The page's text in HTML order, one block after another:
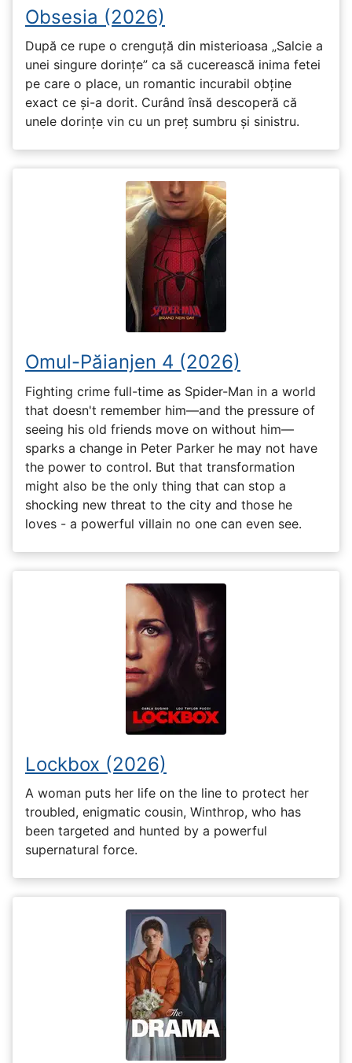
Obsesia (2026)
După ce rupe o crenguță din misterioasa „Salcie a
unei singure dorințe” ca să cucerească inima fetei
pe care o place, un romantic incurabil obține
exact ce și-a dorit. Curând însă descoperă că
unele dorințe vin cu un preț sumbru și sinistru.
Omul-Păianjen 4 (2026)
Fighting crime full-time as Spider-Man in a world
that doesn't remember him—and the pressure of
seeing his old friends move on without him—
sparks a change in Peter Parker he may not have
the power to control. But that transformation
might also be the only thing that can stop a
shocking new threat to the city and those he
loves - a powerful villain no one can even see.
Lockbox (2026)
A woman puts her life on the line to protect her
troubled, enigmatic cousin, Winthrop, who has
been targeted and hunted by a powerful
supernatural force.